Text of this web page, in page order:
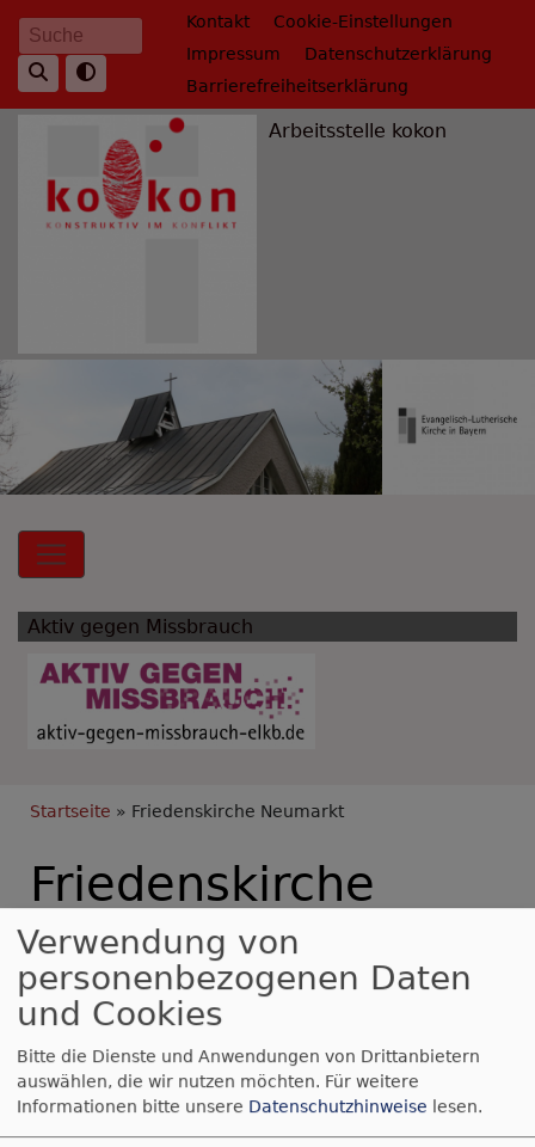
Direkt
zum
Inhalt
Suche Fußbereichsmenü
Kontakt
Cookie-Einstellungen
Impressum
Datenschutzerklärung
Barrierefreiheitserklärung
Arbeitsstelle kokon
Hauptnavigation
Aktiv gegen Missbrauch
Breadcrumb
Startseite Friedenskirche Neumarkt
Friedenskirche
Neumarkt
Verwendung von
personenbezogenen Daten
und Cookies
Bitte die Dienste und Anwendungen von Drittanbietern
auswählen, die wir nutzen möchten. Für weitere
Informationen bitte unsere Datenschutzhinweise lesen.